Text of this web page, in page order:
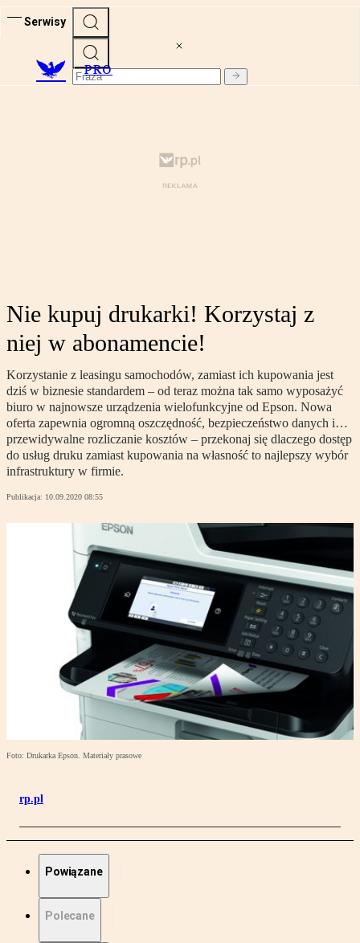
Serwisy
PRO
Nie kupuj drukarki! Korzystaj z
niej w abonamencie!
Korzystanie z leasingu samochodów, zamiast ich kupowania jest
dziś w biznesie standardem – od teraz można tak samo wyposażyć
biuro w najnowsze urządzenia wielofunkcyjne od Epson. Nowa
oferta zapewnia ogromną oszczędność, bezpieczeństwo danych i…
przewidywalne rozliczanie kosztów – przekonaj się dlaczego dostęp
do usług druku zamiast kupowania na własność to najlepszy wybór
infrastruktury w firmie.
Publikacja: 10.09.2020 08:55
Foto: Drukarka Epson. Materiały prasowe
rp.pl
Powiązane
Polecane